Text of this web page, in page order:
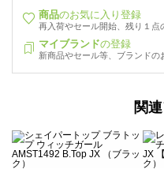
商品のお気に入り登録
再入荷やセール開始、残り１点
マイブランドの登録
新商品やセール等、ブランドの
関